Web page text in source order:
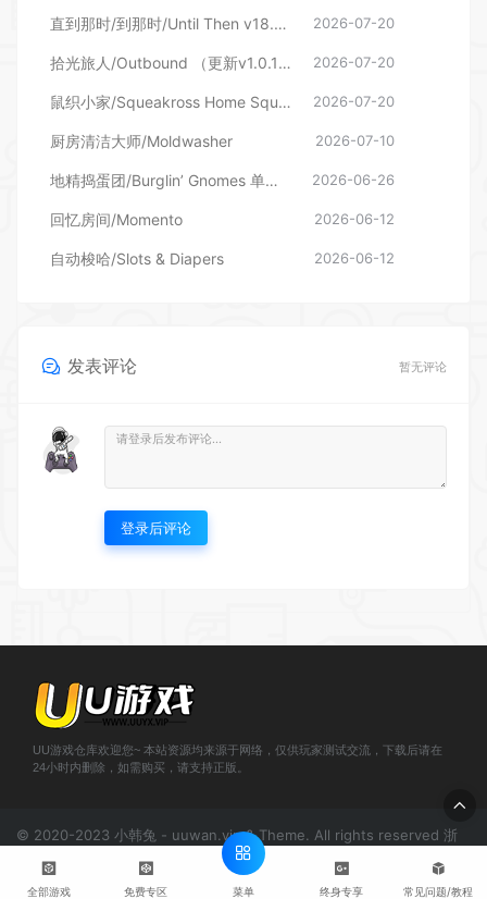
直到那时/到那时/Until Then v18.06.2026—更新旧影DLC 2026-07-20
拾光旅人/Outbound （更新v1.0.16 单机/网络联机） 2026-07-20
鼠织小家/Squeakross Home Squeak Home （更新v1.8b） 2026-07-20
厨房清洁大师/Moldwasher 2026-07-10
地精捣蛋团/Burglin’ Gnomes 单机/网络联机 2026-06-26
回忆房间/Momento 2026-06-12
自动梭哈/Slots & Diapers 2026-06-12
发表评论 暂无评论
登录后评论
UU游戏仓库欢迎您~ 本站资源均来源于网络，仅供玩家测试交流，下载后请在
24小时内删除，如需购买，请支持正版。
© 2020-2023 小韩兔 - uuwan.vip & Theme. All rights reserved 浙
全部游戏 免费专区 菜单 终身专享 常见问题/教程